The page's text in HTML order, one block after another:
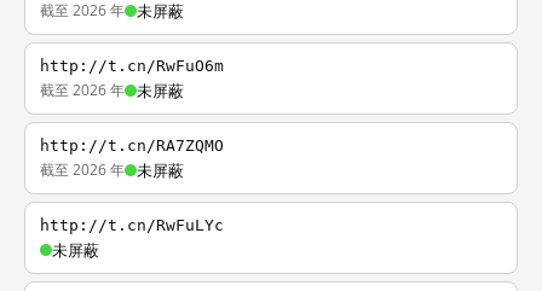
截至 2026 年 未屏蔽
http://t.cn/RwFuO6m
截至 2026 年 未屏蔽
http://t.cn/RA7ZQMO
截至 2026 年 未屏蔽
http://t.cn/RwFuLYc
未屏蔽